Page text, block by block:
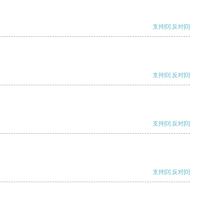
支持[0] 反对[0]
支持[0] 反对[0]
支持[0] 反对[0]
支持[0] 反对[0]